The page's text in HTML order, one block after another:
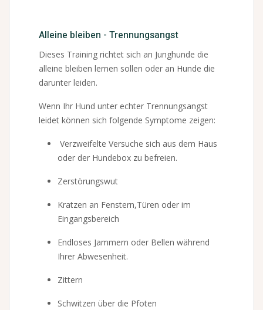
Alleine bleiben - Trennungsangst
Dieses Training richtet sich an Junghunde die
alleine bleiben lernen sollen oder an Hunde die
darunter leiden.
Wenn Ihr Hund unter echter Trennungsangst
leidet können sich folgende Symptome zeigen:
Verzweifelte Versuche sich aus dem Haus
oder der Hundebox zu befreien.
Zerstörungswut
Kratzen an Fenstern,Türen oder im
Eingangsbereich
Endloses Jammern oder Bellen während
Ihrer Abwesenheit.
Zittern
Schwitzen über die Pfoten